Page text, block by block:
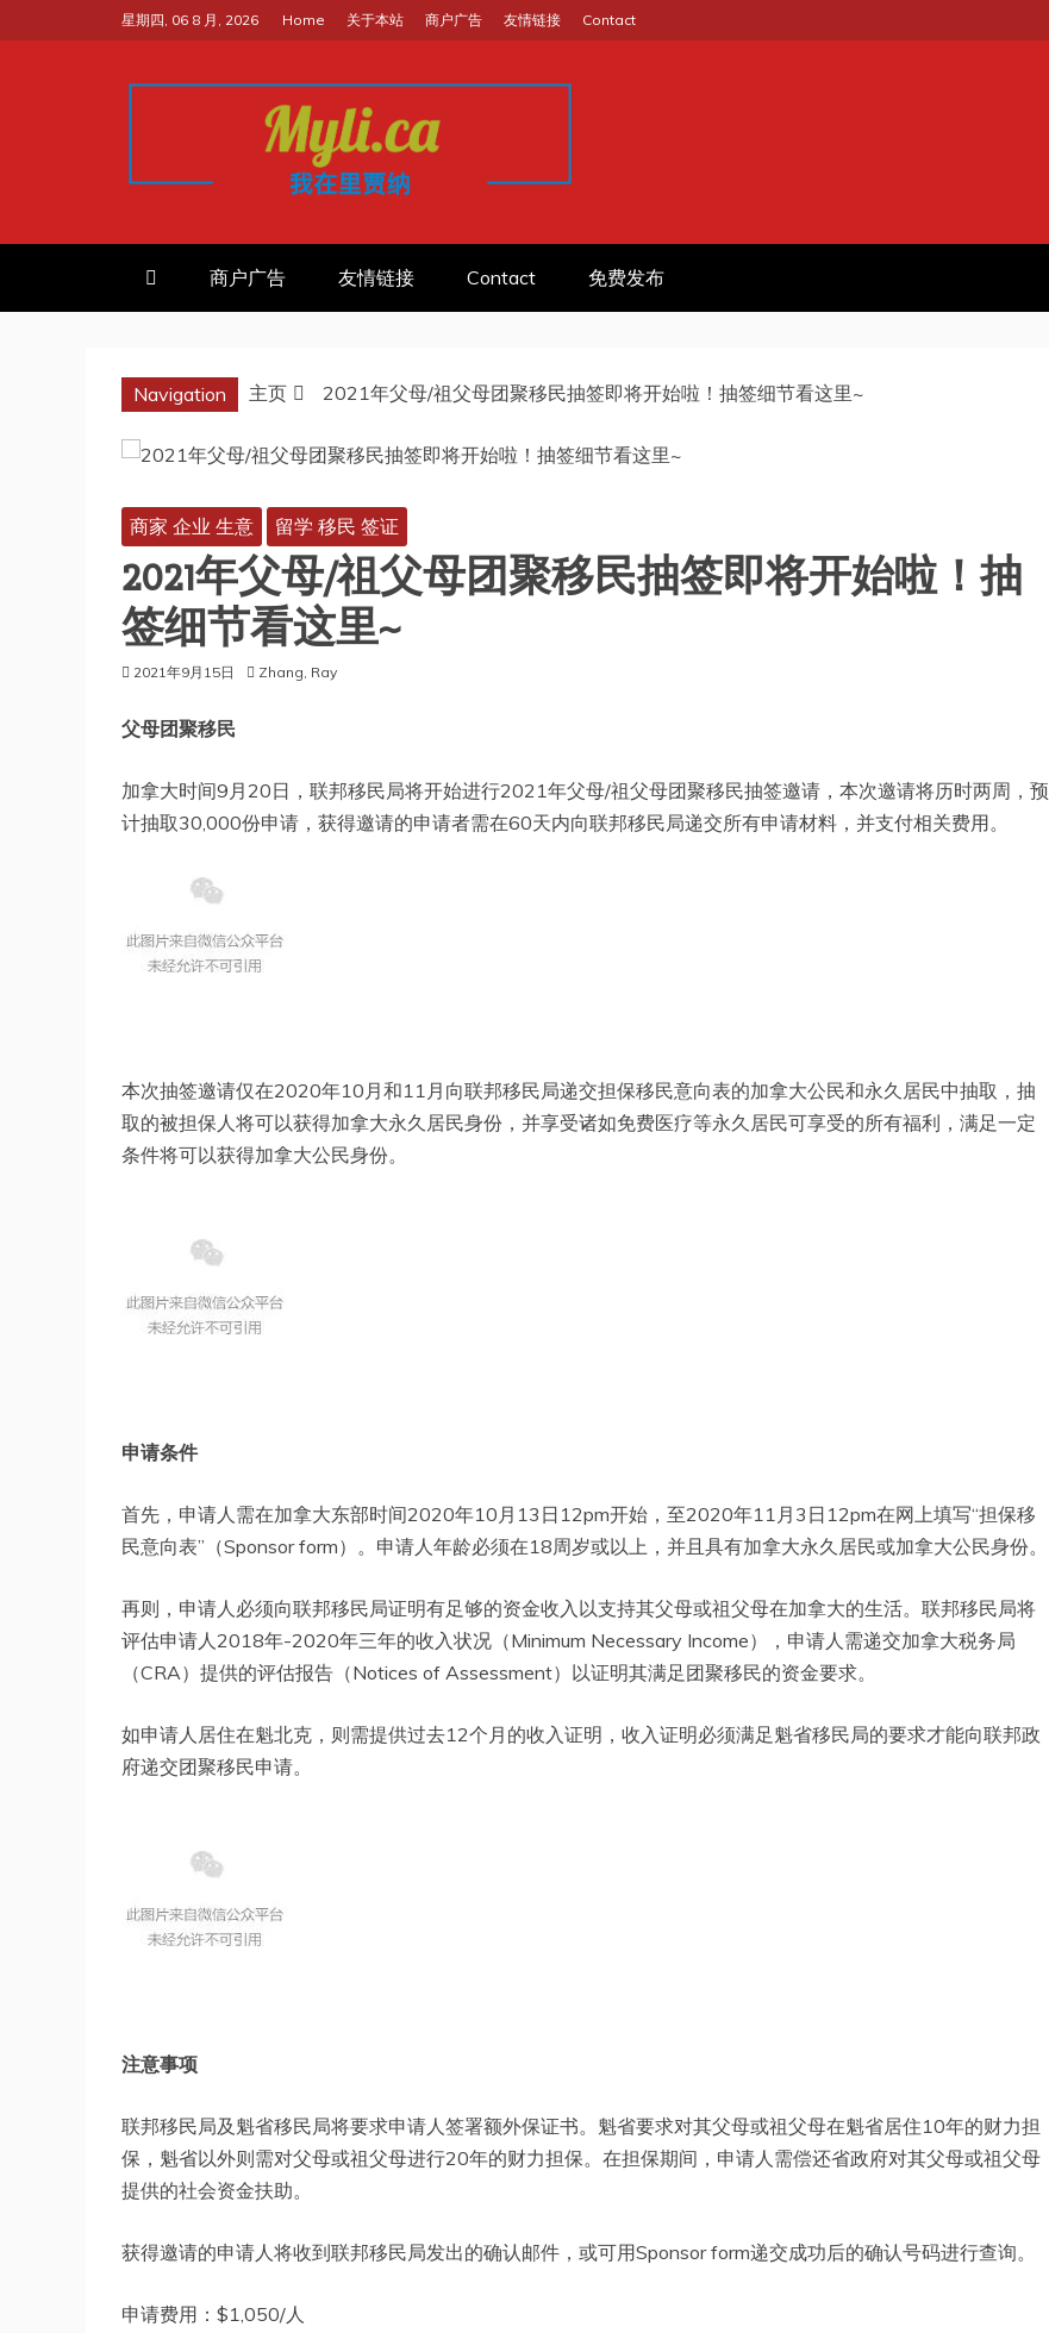
至
星期四, 06 8 月, 2026 Home 关于本站 商户广告 友情链接 Contact
我的里贾纳REGINA
商户广告 友情链接 Contact 免费发布
Navigation 主页 2021年父母/祖父母团聚移民抽签即将开始啦！抽签细节看这里~
商家 企业 生意 留学 移民 签证
2021年父母/祖父母团聚移民抽签即将开始啦！抽
签细节看这里~
2021年9月15日 Zhang, Ray
父母团聚移民
加拿大时间9月20日，联邦移民局将开始进行2021年父母/祖父母团聚移民抽签邀请，本次邀请将历时两周，预
计抽取30,000份申请，获得邀请的申请者需在60天内向联邦移民局递交所有申请材料，并支付相关费用。
本次抽签邀请仅在2020年10月和11月向联邦移民局递交担保移民意向表的加拿大公民和永久居民中抽取，抽
取的被担保人将可以获得加拿大永久居民身份，并享受诸如免费医疗等永久居民可享受的所有福利，满足一定
条件将可以获得加拿大公民身份。
申请条件
首先，申请人需在加拿大东部时间2020年10月13日12pm开始，至2020年11月3日12pm在网上填写“担保移
民意向表”（Sponsor form）。申请人年龄必须在18周岁或以上，并且具有加拿大永久居民或加拿大公民身份。
再则，申请人必须向联邦移民局证明有足够的资金收入以支持其父母或祖父母在加拿大的生活。联邦移民局将
评估申请人2018年-2020年三年的收入状况（Minimum Necessary Income），申请人需递交加拿大税务局
（CRA）提供的评估报告（Notices of Assessment）以证明其满足团聚移民的资金要求。
如申请人居住在魁北克，则需提供过去12个月的收入证明，收入证明必须满足魁省移民局的要求才能向联邦政
府递交团聚移民申请。
注意事项
联邦移民局及魁省移民局将要求申请人签署额外保证书。魁省要求对其父母或祖父母在魁省居住10年的财力担
保，魁省以外则需对父母或祖父母进行20年的财力担保。在担保期间，申请人需偿还省政府对其父母或祖父母
提供的社会资金扶助。
获得邀请的申请人将收到联邦移民局发出的确认邮件，或可用Sponsor form递交成功后的确认号码进行查询。
申请费用：$1,050/人